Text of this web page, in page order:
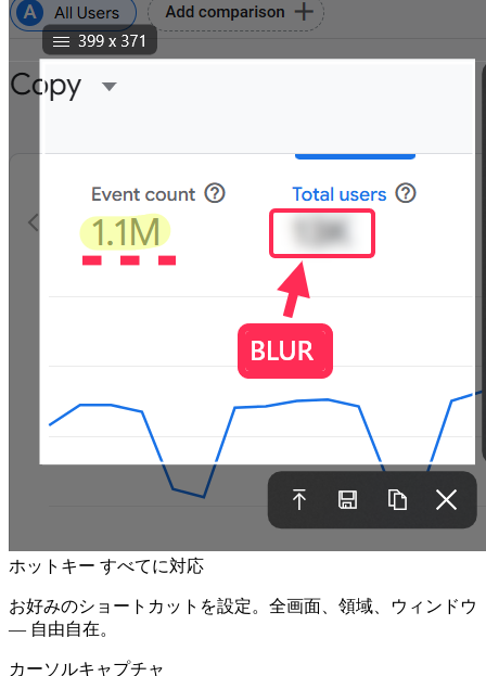
ホットキー すべてに対応
お好みのショートカットを設定。全画面、領域、ウィンドウ
— 自由自在。
カーソルキャプチャ